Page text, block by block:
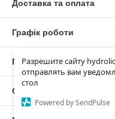
Разрешите сайту
отправлять вам
стол
Powered by SendPulse
Доставка та оплата
Графік роботи
Повна версія сайту
Сайт створено на